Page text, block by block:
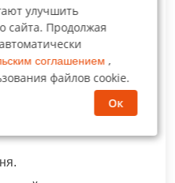
неужели её мама не
вещей? Да и что за
указано, что
наследник.
выкупом доли.
улучшить
сайта. Продолжая
соглашением ,
файлов cookie.
Ок